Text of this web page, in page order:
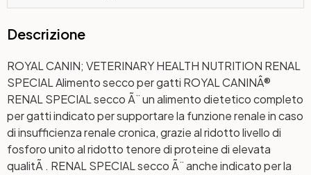
Descrizione
ROYAL CANIN; VETERINARY HEALTH NUTRITION RENAL
SPECIAL Alimento secco per gatti ROYAL CANINÂ®
RENAL SPECIAL secco Ã¨ un alimento dietetico completo
per gatti indicato per supportare la funzione renale in caso
di insufficienza renale cronica, grazie al ridotto livello di
fosforo unito al ridotto tenore di proteine di elevata
qualitÃ . RENAL SPECIAL secco Ã¨ anche indicato per la